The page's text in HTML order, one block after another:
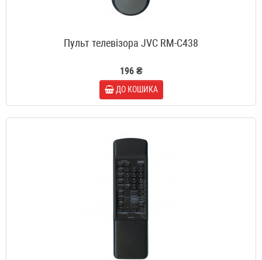
Пульт телевізора JVC RM-C438
196 ₴
ДО КОШИКА